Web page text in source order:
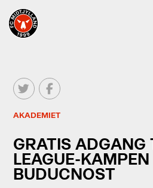
AKADEMIET
GRATIS ADGANG
LEAGUE-
BUDUCNOST